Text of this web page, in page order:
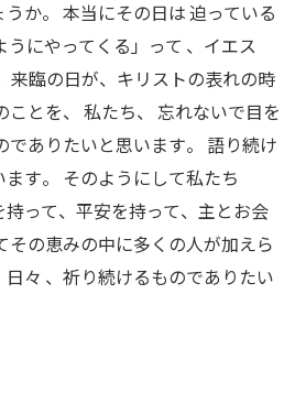
うか。
本当にその日は 迫っている
うにやってくる 」 って 、 イエス
来臨の日が、キリストの表れの時
こと を、 私たち、
忘れないで目を
でありたいと思います。
語り続け
ます。
そのようにして私たち
って、 平安を持って、 主とお会
その恵みの中に多くの人が加えら
日々 、 祈り続けるものでありたい